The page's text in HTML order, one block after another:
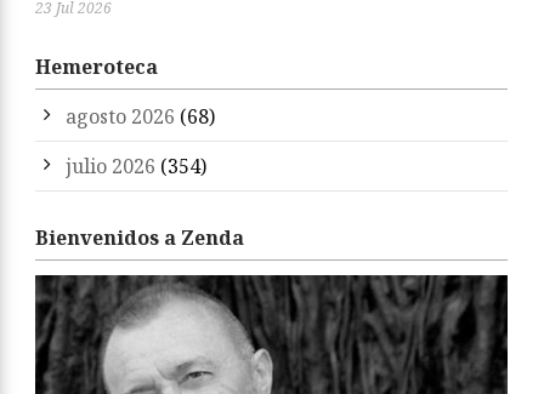
23 Jul 2026
Hemeroteca
agosto 2026 (68)
julio 2026 (354)
Bienvenidos a Zenda